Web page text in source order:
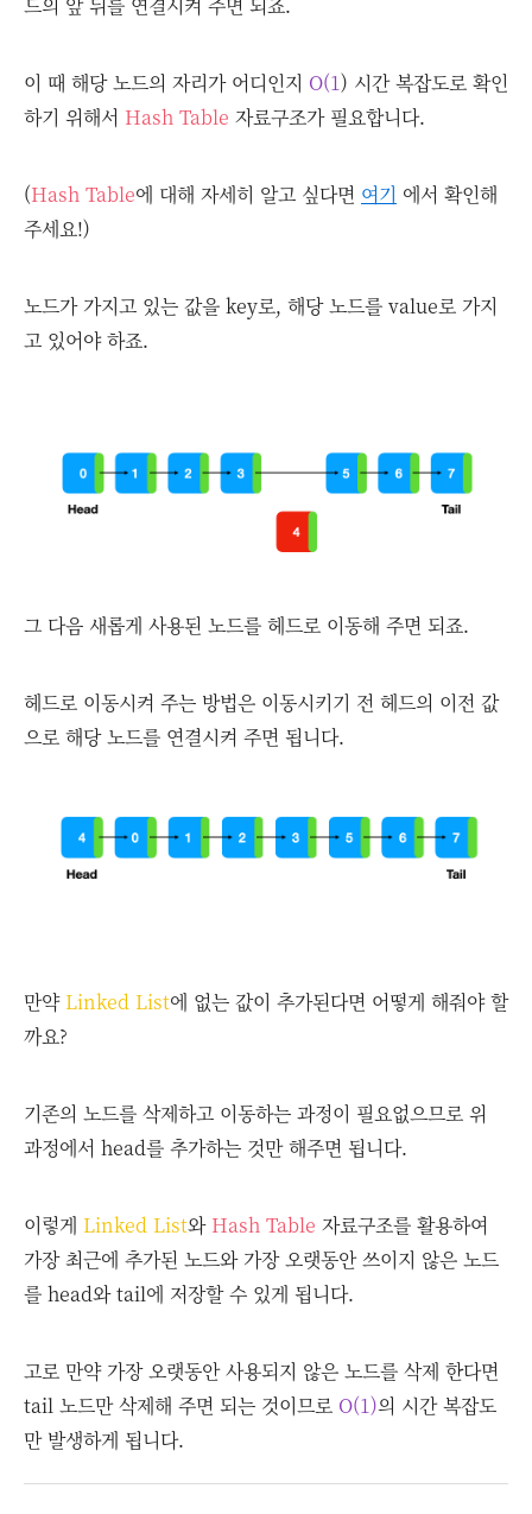
이 때 해당 노드의 자리가 어디인지 O(1) 시간 복잡도로 확인
하기 위해서 Hash Table 자료구조가 필요합니다.
(Hash Table에 대해 자세히 알고 싶다면 여기 에서 확인해
주세요!)
노드가 가지고 있는 값을 key로, 해당 노드를 value로 가지
고 있어야 하죠.
그 다음 새롭게 사용된 노드를 헤드로 이동해 주면 되죠.
헤드로 이동시켜 주는 방법은 이동시키기 전 헤드의 이전 값
으로 해당 노드를 연결시켜 주면 됩니다.
만약Linked List에 없는 값이 추가된다면 어떻게 해줘야 할
까요?
기존의 노드를 삭제하고 이동하는 과정이 필요없으므로 위
과정에서 head를 추가하는 것만 해주면 됩니다.
이렇게 Linked List와 Hash Table 자료구조를 활용하여
가장 최근에 추가된 노드와 가장 오랫동안 쓰이지 않은 노드
를 head와 tail에 저장할 수 있게 됩니다.
고로 만약 가장 오랫동안 사용되지 않은 노드를 삭제 한다면
tail 노드만 삭제해 주면 되는 것이므로 O(1)의 시간 복잡도
만 발생하게 됩니다.